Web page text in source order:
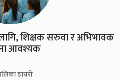
लागि, शिक्षक सरुवा र अभिभावक
आवश्यक
डायरी